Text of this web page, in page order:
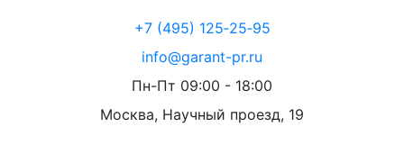
+7 (495) 125‑25‑95
info@garant-pr.ru
Пн-Пт 09:00 - 18:00
Москва, Научный проезд, 19